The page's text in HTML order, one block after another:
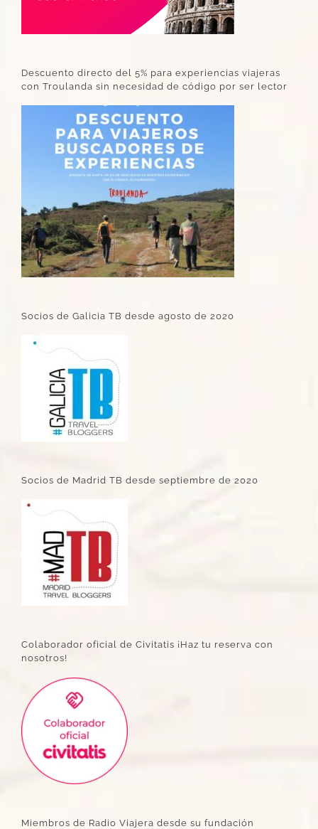
Descuento directo del 5% para experiencias viajeras
con Troulanda sin necesidad de código por ser lector
Socios de Galicia TB desde agosto de 2020
Socios de Madrid TB desde septiembre de 2020
Colaborador oficial de Civitatis ¡Haz tu reserva con
nosotros!
Miembros de Radio Viajera desde su fundación